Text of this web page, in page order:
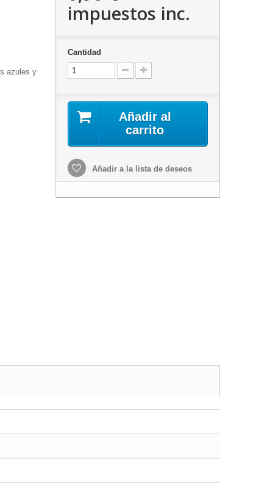
azules y
impuestos inc.
Cantidad
Añadir al
carrito
Añadir a la lista de deseos